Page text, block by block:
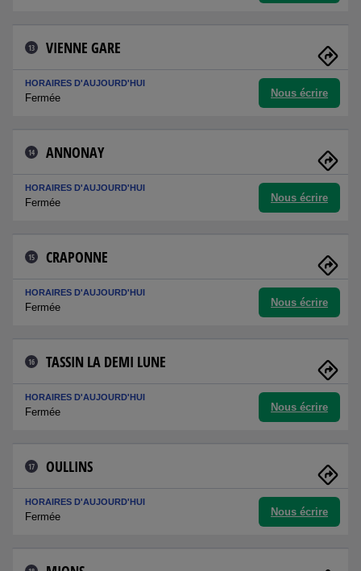
13 VIENNE GARE
HORAIRES D'AUJOURD'HUI
Fermée Nous écrire
14 ANNONAY
HORAIRES D'AUJOURD'HUI
Fermée Nous écrire
15 CRAPONNE
HORAIRES D'AUJOURD'HUI
Fermée Nous écrire
16 TASSIN LA DEMI LUNE
HORAIRES D'AUJOURD'HUI
Fermée Nous écrire
17 OULLINS
HORAIRES D'AUJOURD'HUI
Fermée Nous écrire